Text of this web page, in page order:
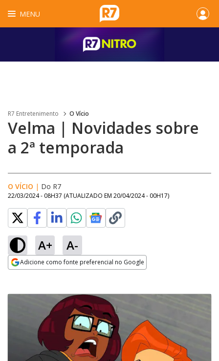
MENU
R7 Entretenimento O Vício
Velma | Novidades sobre
a 2ª temporada
O VÍCIO | Do R7
22/03/2024 - 08H37 (ATUALIZADO EM 20/04/2024 - 00H17)
A+ A-
Adicione como fonte preferencial no Google